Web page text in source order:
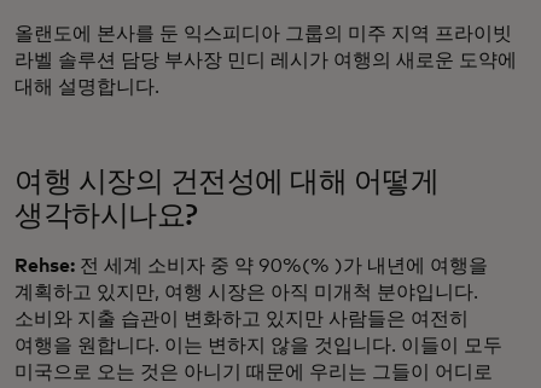
올랜도에 본사를 둔 익스피디아 그룹의 미주 지역 프라이빗
라벨 솔루션 담당 부사장 민디 레시가 여행의 새로운 도약에
대해 설명합니다.
여행 시장의 건전성에 대해 어떻게
생각하시나요?
Rehse: 전 세계 소비자 중 약 90%(% )가 내년에 여행을
계획하고 있지만, 여행 시장은 아직 미개척 분야입니다.
소비와 지출 습관이 변화하고 있지만 사람들은 여전히
여행을 원합니다. 이는 변하지 않을 것입니다. 이들이 모두
미국으로 오는 것은 아니기 때문에 우리는 그들이 어디로